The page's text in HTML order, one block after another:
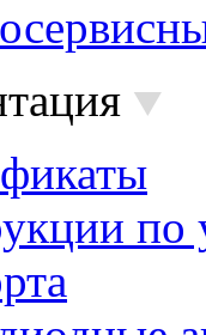
по